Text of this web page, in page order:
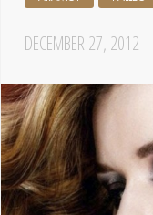
DECEMBER 27, 2012